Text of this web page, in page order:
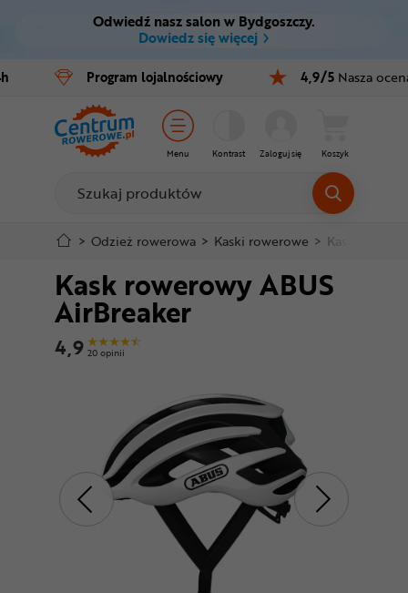
Ctrl M
Menu główne
Informacje o produkcie
Do koszyka
Szczegółowe informacje
Stopka
Mapa strony
Odwiedź nasz salon w Bydgoszczy.
Dowiedz się więcej
Program lojalnościowy 4,9/5 Nasza
Menu Kontrast Zaloguj się Koszyk
Rowery
E-bike
Części
Akcesoria
Odzież
Kaski
Buty
Nowości
Superoferta
> Odzież rowerowa > Kaski rowerowe > Kaski
Kask rowerowy ABUS
AirBreaker
4,9 20 opinii